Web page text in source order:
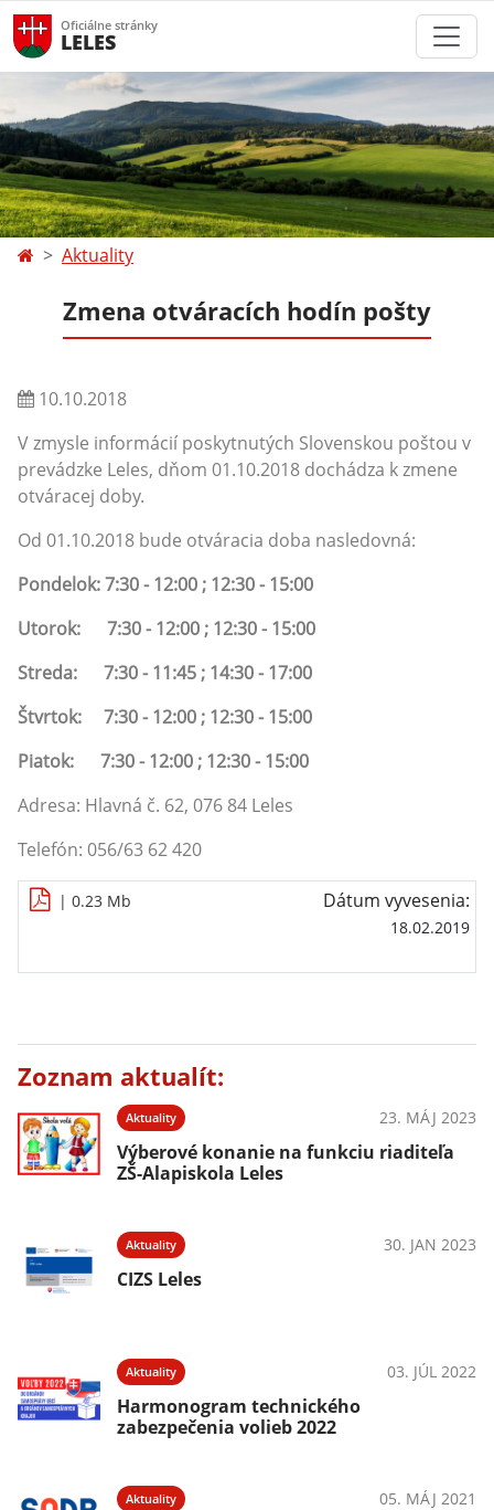
Oficiálne stránky
LELES
Aktuality
Zmena otváracích hodín pošty
10.10.2018
V zmysle informácií poskytnutých Slovenskou poštou v
prevádzke Leles, dňom 01.10.2018 dochádza k zmene
otváracej doby.
Od 01.10.2018 bude otváracia doba nasledovná:
Pondelok: 7:30 - 12:00 ; 12:30 - 15:00
Utorok: 7:30 - 12:00 ; 12:30 - 15:00
Streda: 7:30 - 11:45 ; 14:30 - 17:00
Štvrtok: 7:30 - 12:00 ; 12:30 - 15:00
Piatok: 7:30 - 12:00 ; 12:30 - 15:00
Adresa: Hlavná č. 62, 076 84 Leles
Telefón: 056/63 62 420
| 0.23 Mb Dátum vyvesenia:
18.02.2019
Zoznam aktualít:
Aktuality 23. MÁJ 2023
Výberové konanie na funkciu riaditeľa
ZŠ-Alapiskola Leles
Aktuality 30. JAN 2023
CIZS Leles
Aktuality 03. JÚL 2022
Harmonogram technického
zabezpečenia volieb 2022
Aktuality 05. MÁJ 2021